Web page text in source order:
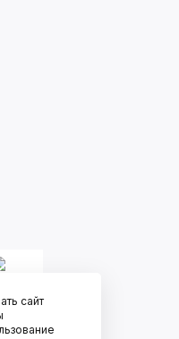
сайт